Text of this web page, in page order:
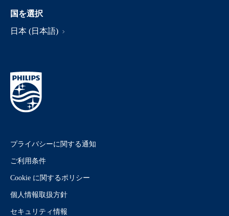
国を選択
日本 (日本語)
プライバシーに関する通知
ご利用条件
Cookie に関するポリシー
個人情報取扱方針
セキュリティ情報